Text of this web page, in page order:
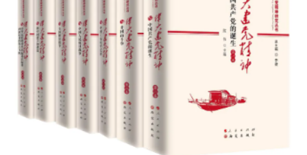
政務服務
個人服務 法人服務 部門服務
便民服務 利企服務 投資項目
陽光政務